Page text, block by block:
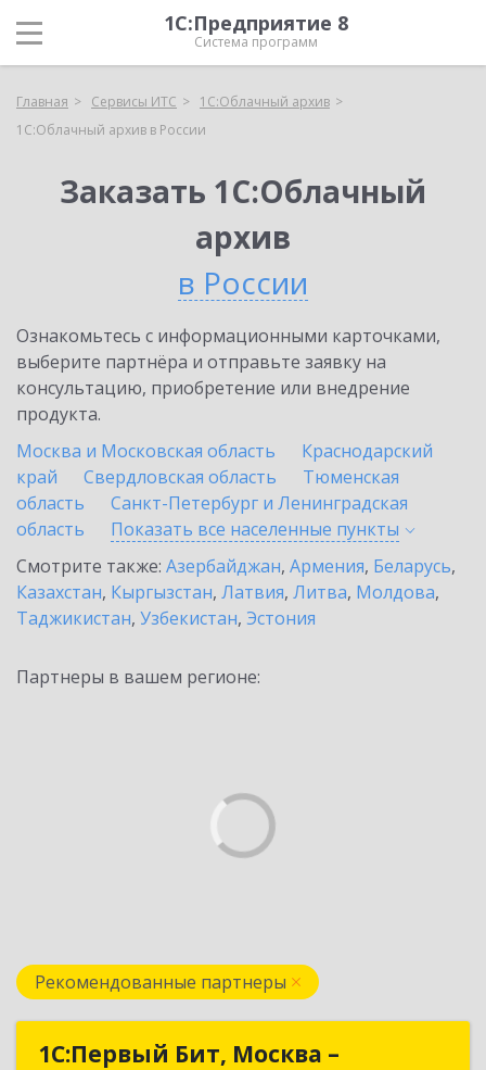
1С:Предприятие 8
Система программ
Главная Сервисы ИТС
1С:Облачный архив
1С:Облачный архив в России
Заказать 1С:Облачный
архив
в России
Ознакомьтесь с информационными карточками,
выберите партнёра и отправьте заявку на
консультацию, приобретение или внедрение
продукта.
Москва и Московская область
Краснодарский
край
Свердловская область
Тюменская
область
Санкт-Петербург и Ленинградская
область
Показать все населенные пункты
Смотрите также: Азербайджан, Армения, Беларусь,
Казахстан, Кыргызстан, Латвия, Литва, Молдова,
Таджикистан, Узбекистан, Эстония
Партнеры в вашем регионе:
Рекомендованные партнеры
1С:Первый Бит, Москва –
1С:Первый Бит, Москва –